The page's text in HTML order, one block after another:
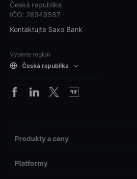
Česká republika
IČO: 28949587
Kontaktujte Saxo Bank
Vyberte region
Česká republika
Produkty a ceny
Platformy